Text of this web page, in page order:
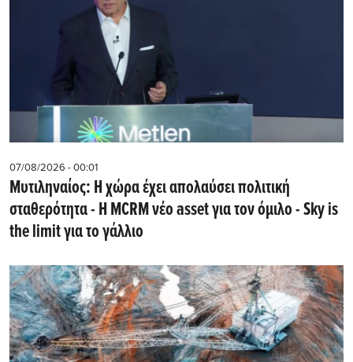
07/08/2026 - 00:01
Μυτιληναίος: Η χώρα έχει απολαύσει πολιτική
σταθερότητα - Η MCRM νέο asset για τον όμιλο - Sky is
the limit για το γάλλιο